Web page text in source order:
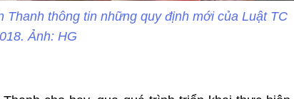
thông tin những quy định mới của Luật TC
Ảnh: HG